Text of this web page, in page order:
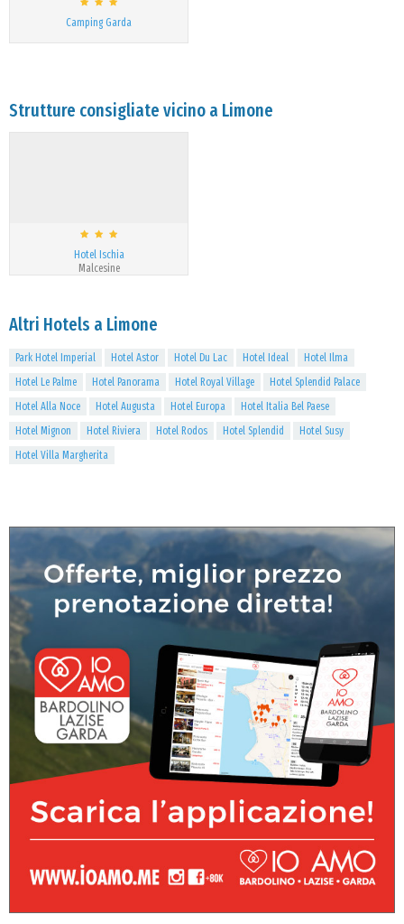
Camping Garda
Strutture consigliate vicino a Limone
Hotel Ischia
Malcesine
Altri Hotels a Limone
Park Hotel Imperial Hotel Astor Hotel Du Lac Hotel Ideal
Hotel Ilma
Hotel Le Palme
Hotel Panorama Hotel Royal Village
Hotel Splendid Palace
Hotel Alla Noce
Hotel Augusta Hotel Europa
Hotel Italia Bel Paese
Hotel Mignon
Hotel Riviera Hotel Rodos Hotel Splendid
Hotel Susy
Hotel Villa Margherita